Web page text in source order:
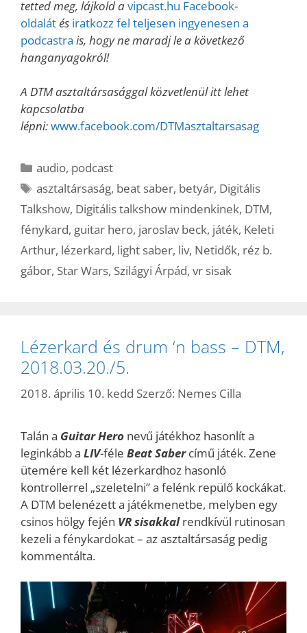
tetted meg, lájkold avipcast.hu Facebook-
oldalátés iratkozz fel teljesen ingyenesen a
podcastra is, hogy ne maradj le a következő
hanganyagokról!
A DTM asztaltársasággal közvetlenül itt lehet
kapcsolatba
lépni:www.facebook.com/DTMasztaltarsasag
Kategória
audio, podcast
Címkék
asztaltársaság, beat saber, betyár, Digitális
Talkshow, Digitális talkshow mindenkinek, DTM,
fénykard, guitar hero, jaroslav beck, játék, Keleti
Arthur, lézerkard, light saber, liv, Netidők, réz b.
gábor, Star Wars, Szilágyi Árpád, vr sisak
Lézerkard és drum ‘n bass – DTM,
2018.03.20./5.
2018. április 10. kedd Szerző: Nemes Cilla
Talán a Guitar Hero nevű játékhoz hasonlít a
leginkább a LIV-féle Beat Saber című játék. Zene
ütemére kell két lézerkardhoz hasonló
kontrollerrel „szeletelni” a felénk repülő kockákat.
A DTM belenézett a játékmenetbe, melyben egy
csinos hölgy fején VR sisakkalrendkívül rutinosan
kezeli a fénykardokat – az asztaltársaság pedig
kommentálta.